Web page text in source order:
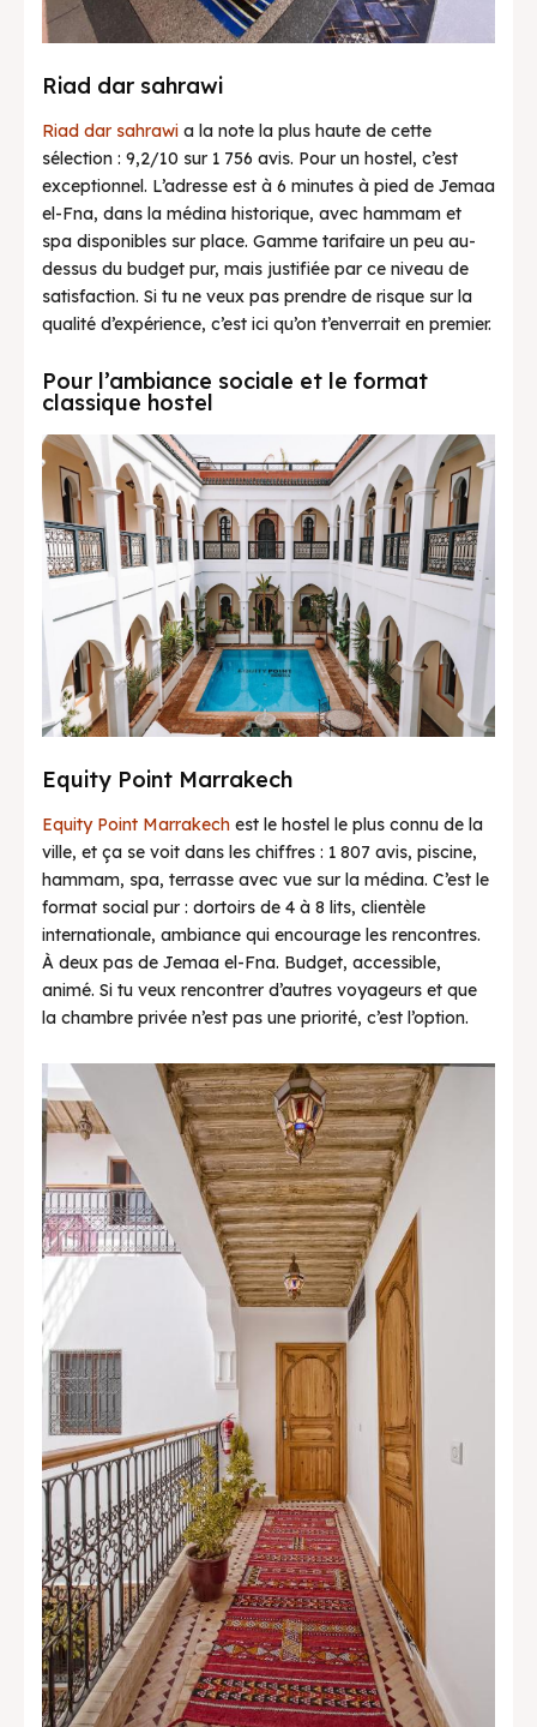
Riad dar sahrawi
Riad dar sahrawi a la note la plus haute de cette
sélection : 9,2/10 sur 1 756 avis. Pour un hostel, c’est
exceptionnel. L’adresse est à 6 minutes à pied de Jemaa
el-Fna, dans la médina historique, avec hammam et
spa disponibles sur place. Gamme tarifaire un peu au-
dessus du budget pur, mais justifiée par ce niveau de
satisfaction. Si tu ne veux pas prendre de risque sur la
qualité d’expérience, c’est ici qu’on t’enverrait en premier.
Pour l’ambiance sociale et le format
classique hostel
Equity Point Marrakech
Equity Point Marrakech est le hostel le plus connu de la
ville, et ça se voit dans les chiffres : 1 807 avis, piscine,
hammam, spa, terrasse avec vue sur la médina. C’est le
format social pur : dortoirs de 4 à 8 lits, clientèle
internationale, ambiance qui encourage les rencontres.
À deux pas de Jemaa el-Fna. Budget, accessible,
animé. Si tu veux rencontrer d’autres voyageurs et que
la chambre privée n’est pas une priorité, c’est l’option.